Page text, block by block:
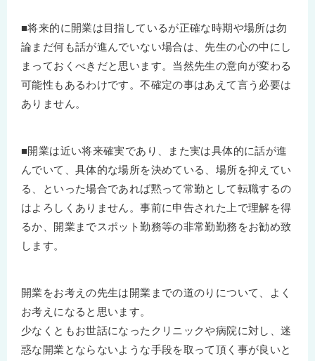
■将来的に開業は目指しているが正確な時期や場所は勿
論まだ何も話が進んでいない場合は、先生の心の中にし
まっておくべきだと思います。当然先生の意向が変わる
可能性もあるわけです。不確定の事はあえて言う必要は
ありません。
■開業は近い将来確実であり、また実は具体的に話が進
んでいて、具体的な場所を決めている、場所を抑えてい
る、といった場合であれば黙って常勤として転職するの
はよろしくありません。事前に申告された上で理解を得
るか、開業までスポット勤務等の非常勤勤務をお勧め致
します。
開業をお考えの先生は開業までの道のりについて、よく
お考えになると思います。
少なくともお世話になったクリニックや病院に対し、迷
惑な開業とならないような手段を取って頂く事が良いと